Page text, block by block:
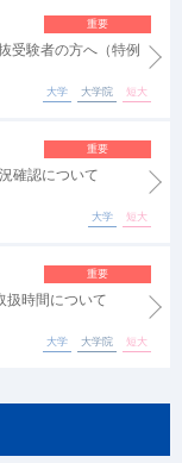
重要
受験者の方へ（特例
大学 大学院 短大
重要
確認について
大学 短大
重要
扱時間について
大学 大学院 短大